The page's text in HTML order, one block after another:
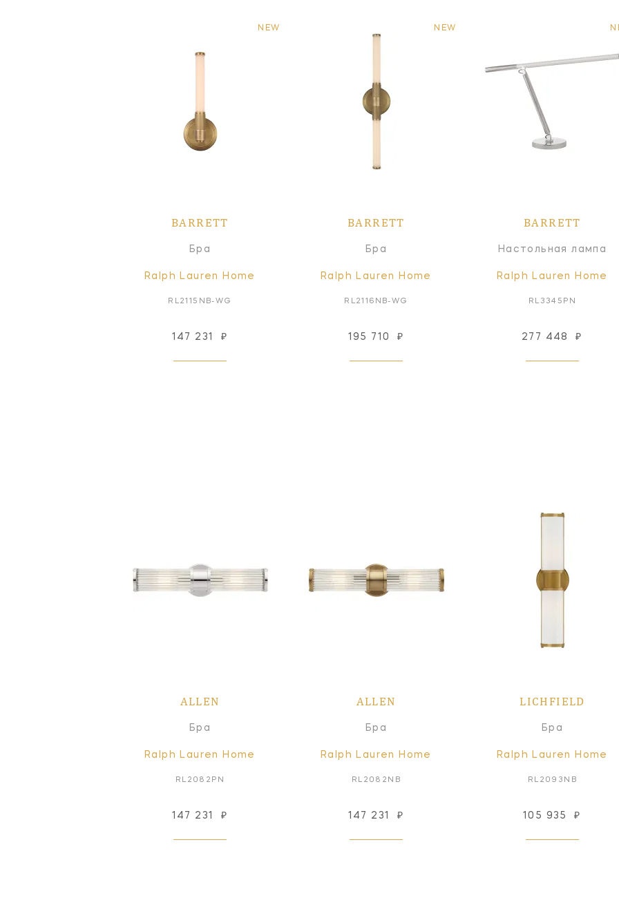
NEW
BARRETT
Бра
Ralph Lauren Home
RL2115NB-WG
147 231 ₽
NEW
BARRETT
Бра
Ralph Lauren Home
RL2116NB-WG
195 710 ₽
BARRETT
Настольная лампа
Ralph Lauren Home
RL3345PN
277 448 ₽
ALLEN
Бра
Ralph Lauren Home
RL2082PN
147 231 ₽
ALLEN
Бра
Ralph Lauren Home
RL2082NB
147 231 ₽
LICHFIELD
Бра
Ralph Lauren Home
RL2093NB
105 935 ₽